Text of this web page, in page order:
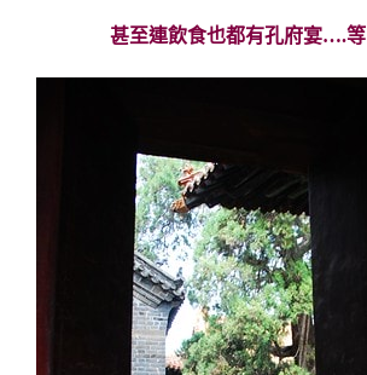
甚至連飲食也都有孔府宴….等